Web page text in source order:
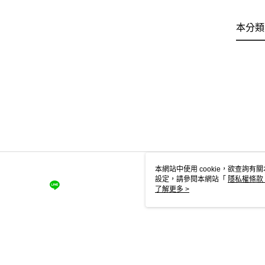
本分
本網站中使用 cookie，欲查詢有
設定，請參閱本網站「 隱私權條款
使用 cookie。
了解更多 >